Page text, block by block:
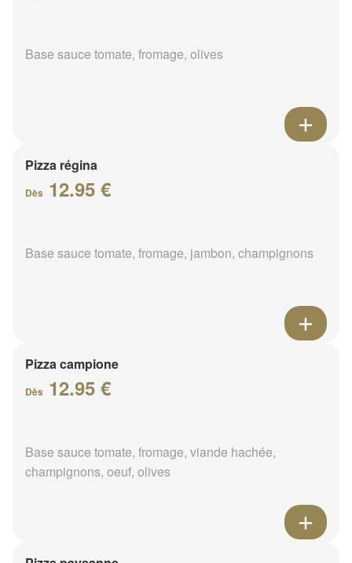
Base sauce tomate, fromage, olives
Pizza régina
Dès 12.95 €
Base sauce tomate, fromage, jambon, champignons
Pizza campione
Dès 12.95 €
Base sauce tomate, fromage, viande hachée,
champignons, oeuf, olives